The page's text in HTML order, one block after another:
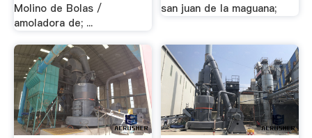
Molino de Bolas /
amoladora de; ...
san juan de la maguana;